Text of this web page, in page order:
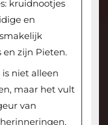
kruidnootjes
en
zijn Pieten.
niet alleen
maar het vult
van